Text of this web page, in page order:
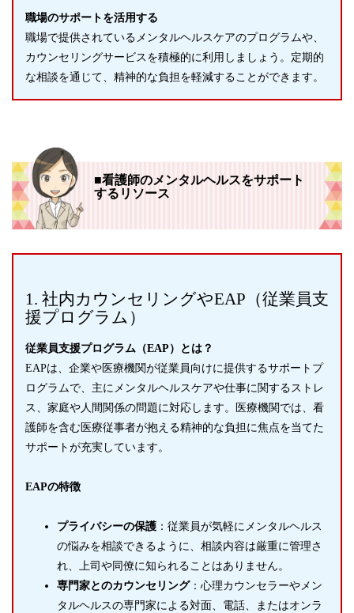
職場のサポートを活用する
職場で提供されているメンタルヘルスケアのプログラムや、
カウンセリングサービスを積極的に利用しましょう。定期的
な相談を通じて、精神的な負担を軽減することができます。
■看護師のメンタルヘルスをサポート
するリソース
1. 社内カウンセリングやEAP（従業員支
援プログラム）
従業員支援プログラム（EAP）とは？
EAPは、企業や医療機関が従業員向けに提供するサポートプ
ログラムで、主にメンタルヘルスケアや仕事に関するストレ
ス、家庭や人間関係の問題に対応します。医療機関では、看
護師を含む医療従事者が抱える精神的な負担に焦点を当てた
サポートが充実しています。
EAPの特徴
プライバシーの保護 ：従業員が気軽にメンタルヘルス
の悩みを相談できるように、相談内容は厳重に管理さ
れ、上司や同僚に知られることはありません。
専門家とのカウンセリング：心理カウンセラーやメン
タルヘルスの専門家による対面、電話、またはオンラ